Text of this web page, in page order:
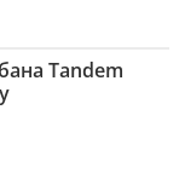
Tandem